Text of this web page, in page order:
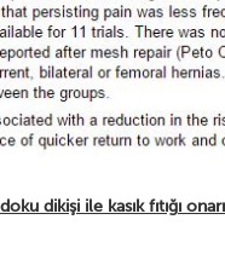
dikişi ile kasık fıtığı